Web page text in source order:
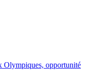
Olympiques, opportunité